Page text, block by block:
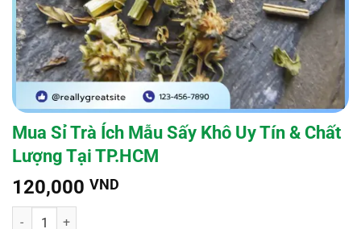
Mua Sỉ Trà Ích Mẫu Sấy Khô Uy Tín & Chất
Lượng Tại TP.HCM
120,000 VND
Mua Sỉ Trà Ích Mẫu Sấy Khô Uy Tín & Chất Lượng Tại TP.HCM số